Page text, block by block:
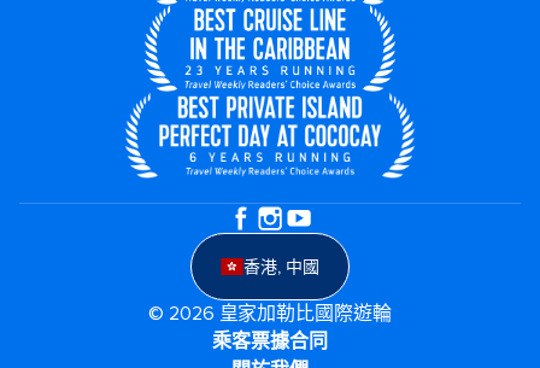
香港, 中國
© 2026 皇家加勒比國際遊輪
乘客票據合同